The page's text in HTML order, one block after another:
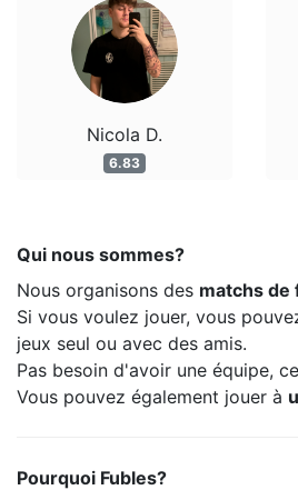
Nicola D.
6.83
Qui nous sommes?
Nous organisons des matchs de
Si vous voulez jouer, vous
jeux seul ou avec des amis.
Pas besoin d'avoir une équipe,
Vous pouvez également jouer à
Pourquoi Fubles?